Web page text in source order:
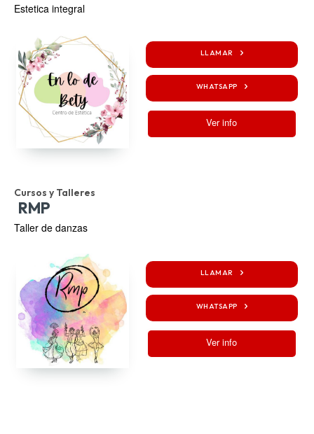
Estetica integral
LLAMAR
WHATSAPP
Ver info
Cursos y Talleres
RMP
Taller de danzas
LLAMAR
WHATSAPP
Ver info